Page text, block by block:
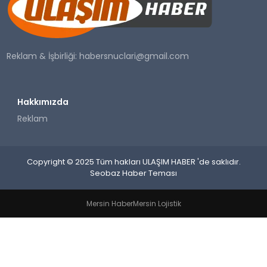
SAĞLIK
YAŞAM
Reklam & İşbirliği:habersnuclari@gmail.com
Hakkımızda
Reklam
Copyright © 2025 Tüm hakları ULAŞIM HABER 'de saklıdır.
Seobaz Haber Teması
Mersin HaberMersin Lojistik